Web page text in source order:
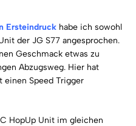
Ersteindruck habe ich sowohl
der JG S77 angesprochen.
Geschmack etwas zu
Abzugsweg. Hier hat
einen Speed Trigger
HopUp Unit im gleichen